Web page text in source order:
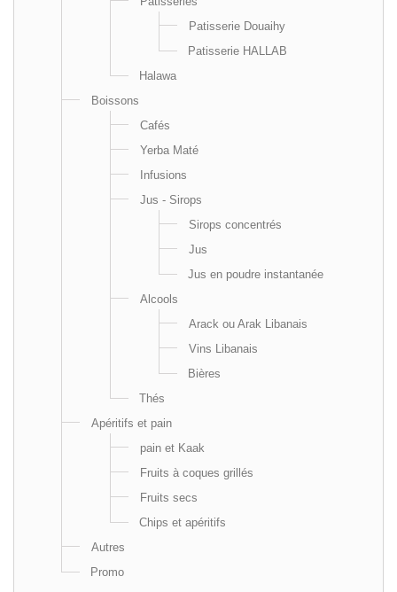
Patisserie Douaihy
Patisserie HALLAB
Halawa
Boissons
Cafés
Yerba Maté
Infusions
Jus - Sirops
Sirops concentrés
Jus
Jus en poudre instantanée
Alcools
Arack ou Arak Libanais
Vins Libanais
Bières
Thés
Apéritifs et pain
pain et Kaak
Fruits à coques grillés
Fruits secs
Chips et apéritifs
Autres
Promo